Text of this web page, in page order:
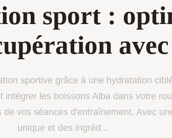
sport :
sportive grâce à une hydratation
intégrer les boissons Alba dans votre
de vos séances d'entraînement. Avec
unique et des ingréd...